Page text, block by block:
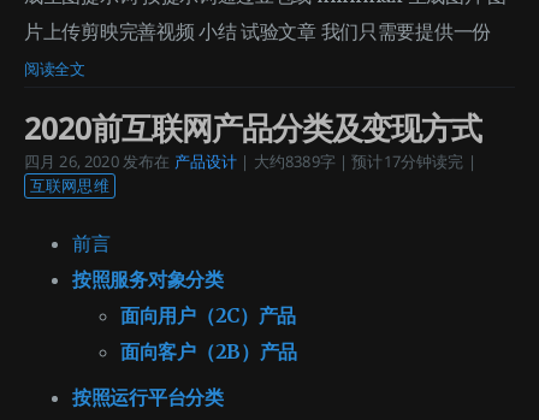
片上传剪映完善视频 小结 试验文章 我们只需要提供一份
阅读全文
2020前互联网产品分类及变现方式
四月 26, 2020发布在 产品设计 | 大约8389字 | 预计17分钟读完 |
互联网思维
前言
按照服务对象分类
面向用户（2C）产品
面向客户（2B）产品
按照运行平台分类